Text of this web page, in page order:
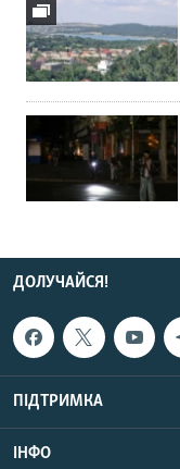
ДОЛУЧАЙСЯ!
ПІДТРИМКА
ІНФО